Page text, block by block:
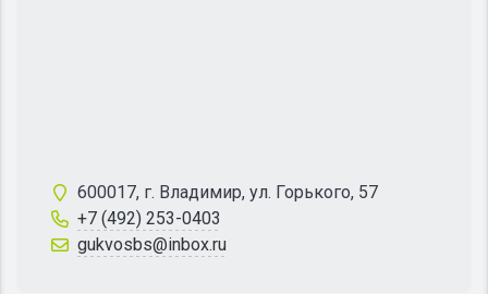
600017, г. Владимир, ул. Горького, 57
+7 (492) 253-0403
gukvosbs@inbox.ru